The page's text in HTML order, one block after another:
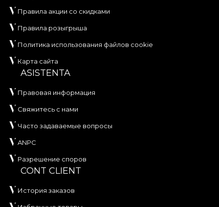
Правила акции со скидками
Правила розыгрыша
Политика использования файлов cookie
Карта сайта
ASISTENTA
Правовая информация
Свяжитесь с нами
Часто задаваемые вопросы
ANPC
Разрешение споров
CONT CLIENT
История заказов